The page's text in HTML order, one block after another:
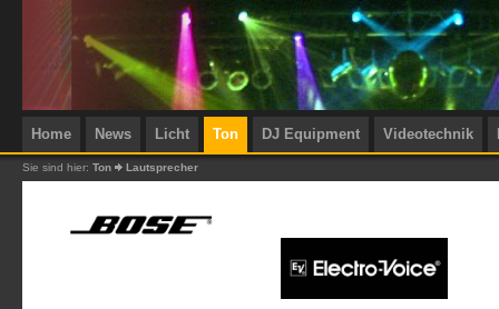
Home News Licht Ton DJ Equipment Videotechnik
Sie sind hier: Ton Lautsprecher